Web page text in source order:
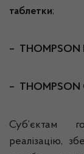
таблетки;
– THOMPSON
– THOMPSON
Суб’єктам
реалізацію,